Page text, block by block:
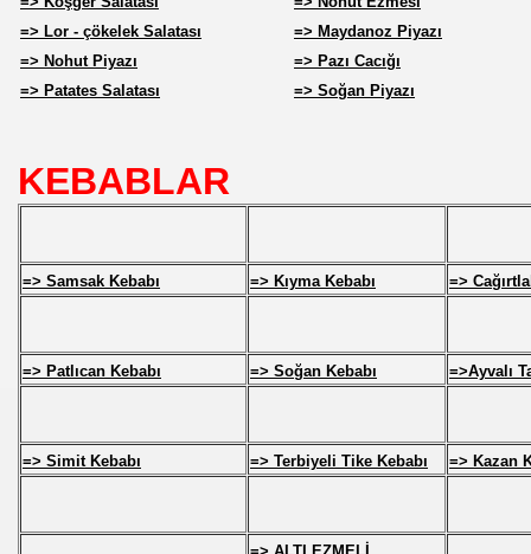
=> Lor - çökelek Salatası
=> Maydanoz Piyazı
=> Nohut Piyazı
=> Pazı Cacığı
=> Patates Salatası
=> Soğan Piyazı
KEBABLAR
=> Samsak Kebabı => Kıyma Kebabı =>
=> Patlıcan Kebabı => Soğan Kebabı =>Ayvalı
=> Simit Kebabı => Terbiyeli Tike Kebabı => Kazan